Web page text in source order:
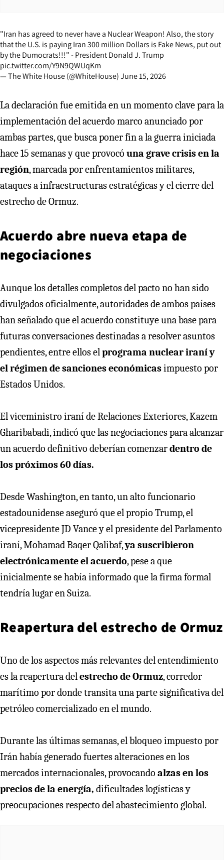
"Iran has agreed to never have a Nuclear Weapon! Also, the story
that the U.S. is paying Iran 300 million Dollars is Fake News, put out
by the Dumocrats!!!" - President Donald J. Trump
pic.twitter.com/Y9N9QWUqKm
— The White House (@WhiteHouse)June 15, 2026
La declaración fue emitida en un momento clave para la
implementación del acuerdo marco anunciado por
ambas partes, que busca poner fin a la guerra iniciada
hace 15 semanas y que provocó una grave crisis en la
región, marcada por enfrentamientos militares,
ataques a infraestructuras estratégicas y el cierre del
estrecho de Ormuz.
Acuerdo abre nueva etapa de
negociaciones
Aunque los detalles completos del pacto no han sido
divulgados oficialmente, autoridades de ambos países
han señalado que el acuerdo constituye una base para
futuras conversaciones destinadas a resolver asuntos
pendientes, entre ellos elprograma nuclear iraní y
el régimen de sanciones económicasimpuesto por
Estados Unidos.
El viceministro iraní de Relaciones Exteriores, Kazem
Gharibabadi, indicó que las negociaciones para alcanzar
un acuerdo definitivo deberían comenzardentro de
los próximos 60 días.
Desde Washington, en tanto, un alto funcionario
estadounidense aseguró que el propio Trump, el
vicepresidente JD Vance y el presidente del Parlamento
iraní, Mohamad Baqer Qalibaf,ya suscribieron
electrónicamente el acuerdo, pese a que
inicialmente se había informado que la firma formal
tendría lugar en Suiza.
Reapertura del estrecho de Ormuz
Uno de los aspectos más relevantes del entendimiento
es la reapertura delestrecho de Ormuz, corredor
marítimo por donde transita una parte significativa del
petróleo comercializado en el mundo.
Durante las últimas semanas, el bloqueo impuesto por
Irán había generado fuertes alteraciones en los
mercados internacionales, provocando alzas en los
precios de la energía, dificultades logísticas y
preocupaciones respecto del abastecimiento global.